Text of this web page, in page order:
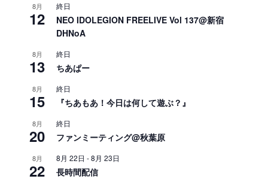
8月
12
終日
NEO IDOLEGION FREELIVE Vol 137@新宿
DHNoA
8月
13
終日
ちあぱー
8月
15
終日
『ちあもあ！今日は何して遊ぶ？』
8月
20
終日
ファンミーティング@秋葉原
8月
22
8月 22日 -8月 23日
長時間配信